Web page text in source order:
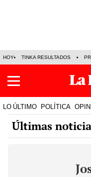
HOY TINKA RESULTADOS
LO ÚLTIMO POLÍTICA
Últimas